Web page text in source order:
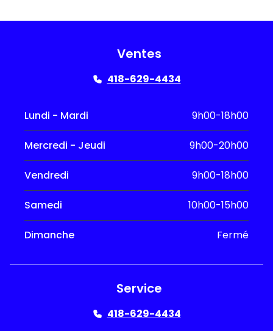
Ventes
418-629-4434
Lundi - Mardi 9h00-18h00
Mercredi - Jeudi 9h00-20h00
Vendredi 9h00-18h00
Samedi 10h00-15h00
Dimanche Fermé
Service
418-629-4434